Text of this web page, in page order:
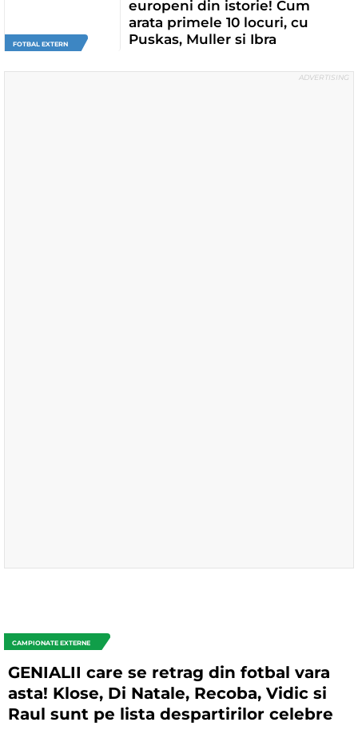
FOTBAL EXTERN
europeni din istorie! Cum
arata primele 10 locuri, cu
Puskas, Muller si Ibra
CAMPIONATE EXTERNE
GENIALII care se retrag din fotbal vara
asta! Klose, Di Natale, Recoba, Vidic si
Raul sunt pe lista despartirilor celebre